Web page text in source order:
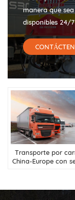
manera que
disponibles 24/
Transporte por
China-Europe con